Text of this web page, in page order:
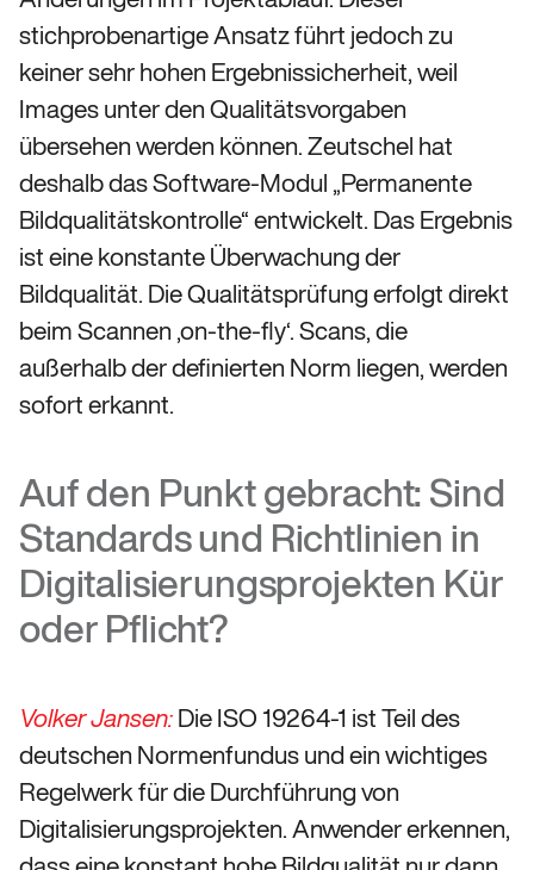
stichprobenartige Ansatz führt jedoch zu
keiner sehr hohen Ergebnissicherheit, weil
Images unter den Qualitätsvorgaben
übersehen werden können. Zeutschel hat
deshalb das Software-Modul „Permanente
Bildqualitätskontrolle“ entwickelt. Das Ergebnis
ist eine konstante Überwachung der
Bildqualität. Die Qualitätsprüfung erfolgt direkt
beim Scannen ‚on-the-fly‘. Scans, die
außerhalb der definierten Norm liegen, werden
sofort erkannt.
Auf den Punkt gebracht: Sind
Standards und Richtlinien in
Digitalisierungsprojekten Kür
oder Pflicht?
Volker Jansen: Die ISO 19264-1 ist Teil des
deutschen Normenfundus und ein wichtiges
Regelwerk für die Durchführung von
Digitalisierungsprojekten. Anwender erkennen,